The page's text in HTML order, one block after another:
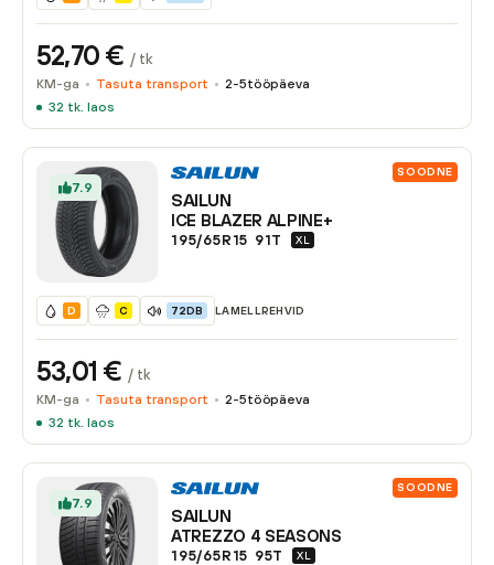
52,70 € / tk
KM-ga Tasuta transport 2-5tööpäeva
32 tk. laos
7.9
SOODNE
SAILUN
ICE BLAZER ALPINE+
195/65R15 91T XL
D C 72DB LAMELLREHVID
53,01 € / tk
KM-ga Tasuta transport 2-5tööpäeva
32 tk. laos
7.9
SOODNE
SAILUN
ATREZZO 4 SEASONS
195/65R15 95T XL